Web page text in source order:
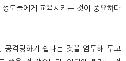
도들에게 교육시키는 것이 중요하다
공격당하기 쉽다는 것을 염두해 두고